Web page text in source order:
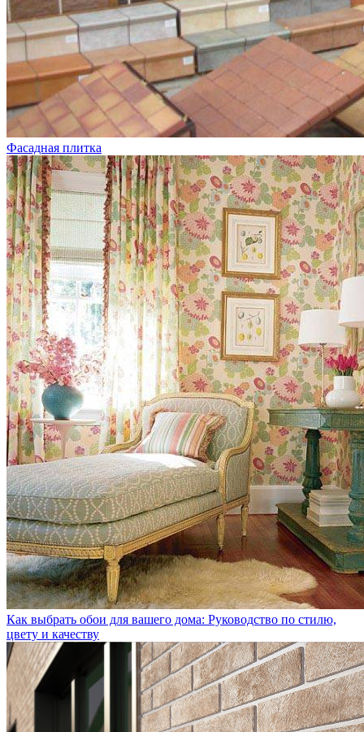
Фасадная плитка
Как выбрать обои для вашего дома: Руководство по стилю,
цвету и качеству